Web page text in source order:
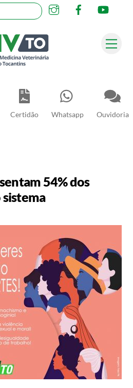
Certidão Whatsapp Ouvidoria
InstagramFacebook
54% dos